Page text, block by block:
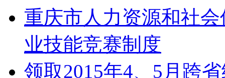
重庆市人力资源和社
业技能竞赛制度
领取2015年4、5月跨